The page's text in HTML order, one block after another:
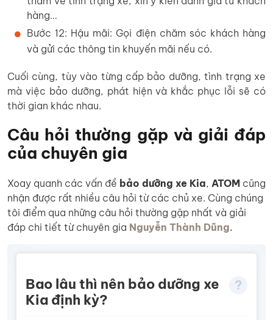
hàng…
Bước 12: Hậu mãi: Gọi điện chăm sóc khách hàng
và gửi các thông tin khuyến mãi nếu có.
Cuối cùng, tùy vào từng cấp bảo dưỡng, tình trạng xe
mà việc bảo dưỡng, phát hiện và khắc phục lỗi sẽ có
thời gian khác nhau.
Câu hỏi thường gặp và giải đáp
của chuyên gia
Xoay quanh các vấn đề bảo dưỡng xe Kia, ATOM cũng
nhận được rất nhiều câu hỏi từ các chủ xe. Cùng chúng
tôi điểm qua những câu hỏi thường gặp nhất và giải
đáp chi tiết từ chuyên gia Nguyễn Thành Dũng.
Bao lâu thì nên bảo dưỡng xe
Kia định kỳ?